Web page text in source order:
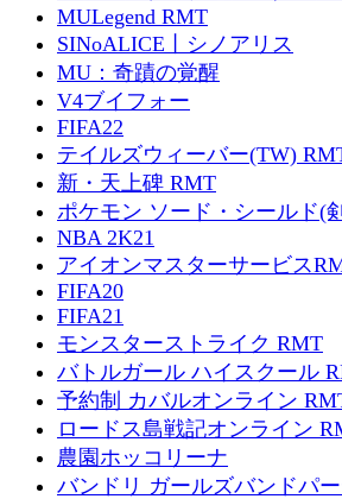
MULegend RMT
SINoALICE丨シノアリス
MU：奇蹟の覚醒
V4ブイフォー
FIFA22
テイルズウィーバー(TW)
新・天上碑 RMT
ポケモン ソード・シールド(
NBA 2K21
アイオンマスターサービス
FIFA20
FIFA21
モンスターストライク RMT
バトルガール ハイスクール
予約制 カバルオンライン
ロードス島戦記オンライン
農園ホッコリーナ
バンドリ ガールズバンドパ